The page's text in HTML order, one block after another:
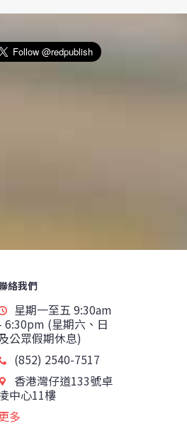
絡我們
星期一至五 9:30am
6:30pm (星期六、日
公眾假期休息)
(852) 2540-7517
香港灣仔道133號卓
中心11樓
多